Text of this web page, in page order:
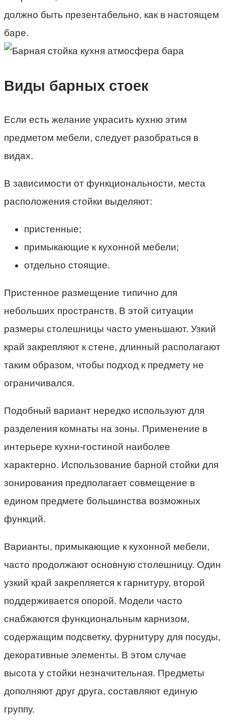
должно быть презентабельно, как в настоящем
баре.
Виды барных стоек
Если есть желание украсить кухню этим
предметом мебели, следует разобраться в
видах.
В зависимости от функциональности, места
расположения стойки выделяют:
пристенные;
примыкающие к кухонной мебели;
отдельно стоящие.
Пристенное размещение типично для
небольших пространств. В этой ситуации
размеры столешницы часто уменьшают. Узкий
край закрепляют к стене, длинный располагают
таким образом, чтобы подход к предмету не
ограничивался.
Подобный вариант нередко используют для
разделения комнаты на зоны. Применение в
интерьере кухни-гостиной наиболее
характерно. Использование барной стойки для
зонирования предполагает совмещение в
едином предмете большинства возможных
функций.
Варианты, примыкающие к кухонной мебели,
часто продолжают основную столешницу. Один
узкий край закрепляется к гарнитуру, второй
поддерживается опорой. Модели часто
снабжаются функциональным карнизом,
содержащим подсветку, фурнитуру для посуды,
декоративные элементы. В этом случае
высота у стойки незначительная. Предметы
дополняют друг друга, составляют единую
группу.